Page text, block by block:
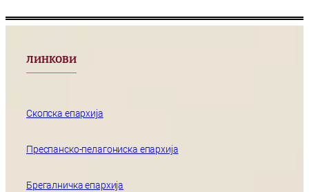
ЛИНКОВИ
Скопска епархија
Преспанско-пелагониска епархија
Брегалничка епархија